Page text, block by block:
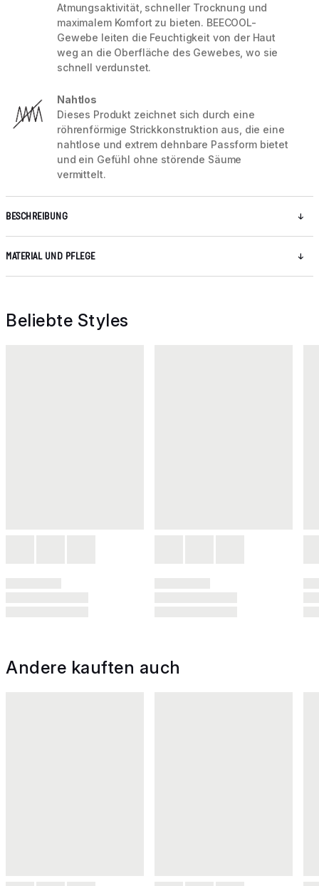
Atmungsaktivität, schneller Trocknung und
maximalem Komfort zu bieten. BEECOOL-
Gewebe leiten die Feuchtigkeit von der Haut
weg an die Oberfläche des Gewebes, wo sie
schnell verdunstet.
Nahtlos
Dieses Produkt zeichnet sich durch eine
röhrenförmige Strickkonstruktion aus, die eine
nahtlose und extrem dehnbare Passform bietet
und ein Gefühl ohne störende Säume
vermittelt.
BESCHREIBUNG
MATERIAL UND PFLEGE
Beliebte Styles
Andere kauften auch